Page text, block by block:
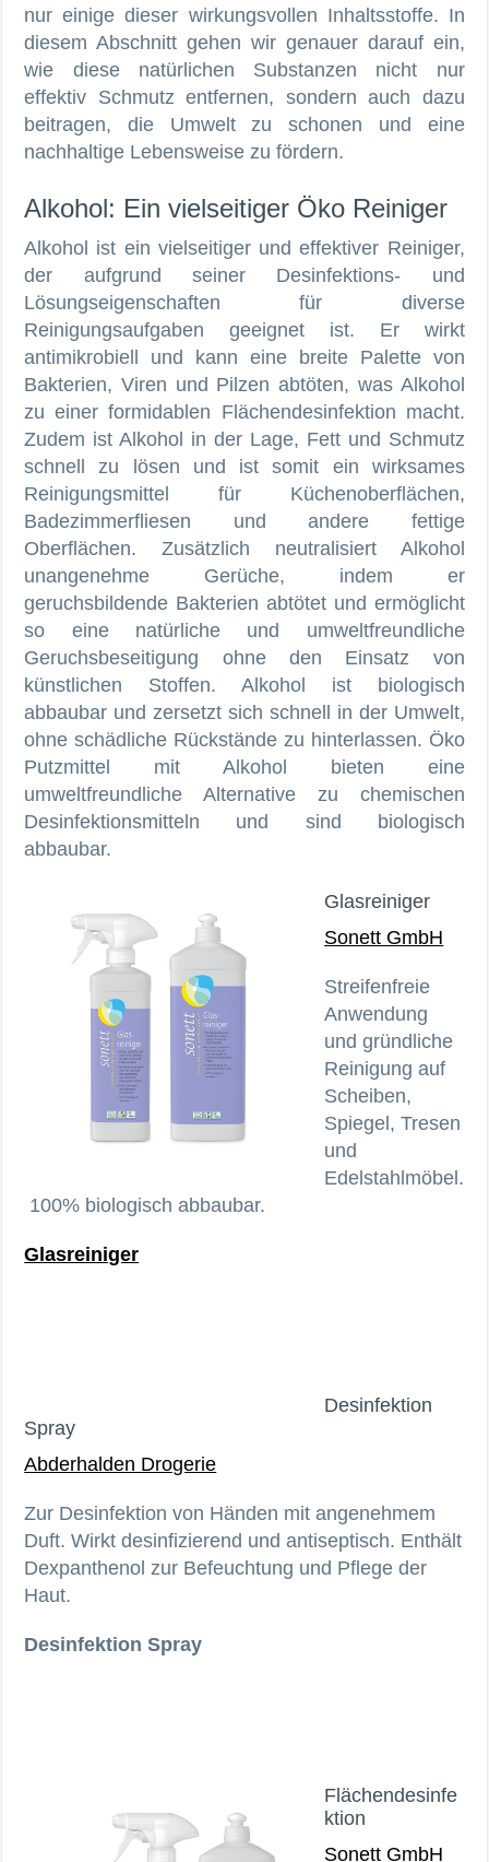
nur einige dieser wirkungsvollen Inhaltsstoffe. In
diesem Abschnitt gehen wir genauer darauf ein,
wie diese natürlichen Substanzen nicht nur
effektiv Schmutz entfernen, sondern auch dazu
beitragen, die Umwelt zu schonen und eine
nachhaltige Lebensweise zu fördern.
Alkohol: Ein vielseitiger Öko Reiniger
Alkohol ist ein vielseitiger und effektiver Reiniger,
der aufgrund seiner Desinfektions- und
Lösungseigenschaften für diverse
Reinigungsaufgaben geeignet ist. Er wirkt
antimikrobiell und kann eine breite Palette von
Bakterien, Viren und Pilzen abtöten, was Alkohol
zu einer formidablen Flächendesinfektion macht.
Zudem ist Alkohol in der Lage, Fett und Schmutz
schnell zu lösen und ist somit ein wirksames
Reinigungsmittel für Küchenoberflächen,
Badezimmerfliesen und andere fettige
Oberflächen. Zusätzlich neutralisiert Alkohol
unangenehme Gerüche, indem er
geruchsbildende Bakterien abtötet und ermöglicht
so eine natürliche und umweltfreundliche
Geruchsbeseitigung ohne den Einsatz von
künstlichen Stoffen. Alkohol ist biologisch
abbaubar und zersetzt sich schnell in der Umwelt,
ohne schädliche Rückstände zu hinterlassen. Öko
Putzmittel mit Alkohol bieten eine
umweltfreundliche Alternative zu chemischen
Desinfektionsmitteln und sind biologisch
abbaubar.
Glasreiniger
Sonett GmbH
Streifenfreie
Anwendung
und gründliche
Reinigung auf
Scheiben,
Spiegel, Tresen
und
Edelstahlmöbel.
100% biologisch abbaubar.
Glasreiniger
Desinfektion
Spray
Abderhalden Drogerie
Zur Desinfektion von Händen mit angenehmem
Duft. Wirkt desinfizierend und antiseptisch. Enthält
Dexpanthenol zur Befeuchtung und Pflege der
Haut.
Desinfektion Spray
Flächendesinfe
ktion
Sonett GmbH